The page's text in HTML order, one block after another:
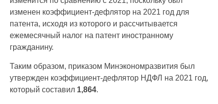
изменен коэффициент-дефлятор на 2021 год для
патента, исходя из которого и рассчитывается
ежемесячный налог на патент иностранному
гражданину.
Таким образом, приказом Минэкономразвития был
утвержден коэффициент-дефлятор НДФЛ на 2021 год,
который составил 1,864.